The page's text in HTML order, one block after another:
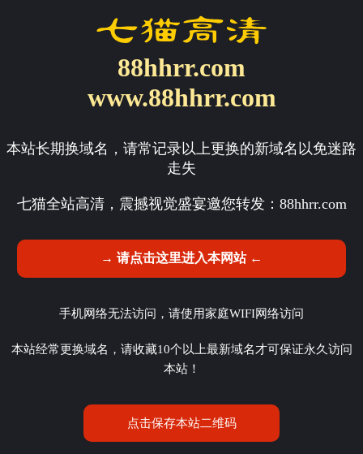
88hhrr.com
www.88hhrr.com
本站长期换域名，请常记录以上更换的新域名以免迷路
走失
七猫全站高清，震撼视觉盛宴邀您转发： 88hhrr.com
→ 请点击这里进入本网站 ←
手机网络无法访问，请使用家庭WIFI网络访问
本站经常更换域名，请收藏10个以上最新域名才可保证永久访问
本站！
点击保存本站二维码